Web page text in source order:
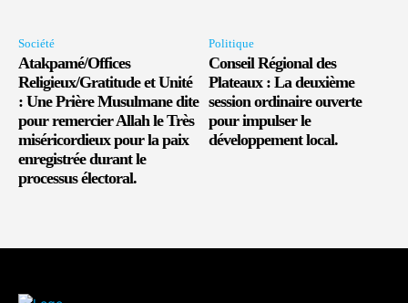
Société
Atakpamé/Offices
Religieux/Gratitude et Unité
: Une Prière Musulmane dite
pour remercier Allah le Très
miséricordieux pour la paix
enregistrée durant le
processus électoral.
Politique
Conseil Régional des
Plateaux : La deuxième
session ordinaire ouverte
pour impulser le
développement local.